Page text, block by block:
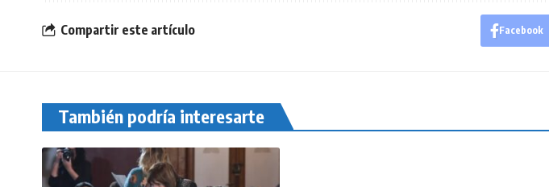
Compartir este artículo Facebook
También podría interesarte